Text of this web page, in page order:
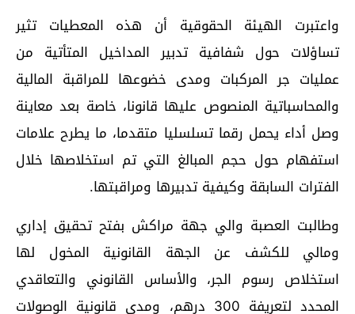
واعتبرت الهيئة الحقوقية أن هذه المعطيات تثير
تساؤلات حول شفافية تدبير المداخيل المتأتية من
عمليات جر المركبات ومدى خضوعها للمراقبة المالية
والمحاسباتية المنصوص عليها قانونا، خاصة بعد معاينة
وصل أداء يحمل رقما تسلسليا متقدما، ما يطرح علامات
استفهام حول حجم المبالغ التي تم استخلاصها خلال
الفترات السابقة وكيفية تدبيرها ومراقبتها.
وطالبت العصبة والي جهة مراكش بفتح تحقيق إداري
ومالي للكشف عن الجهة القانونية المخول لها
استخلاص رسوم الجر، والأساس القانوني والتعاقدي
المحدد لتعريفة 300 درهم، ومدى قانونية الوصولات